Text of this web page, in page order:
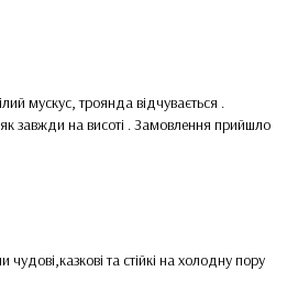
мускус, троянда відчувається .
завжди на висоті . Замовлення прийшло
та стійкі на холодну пору